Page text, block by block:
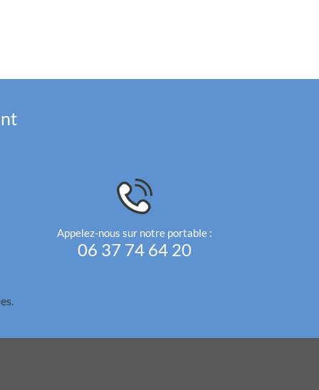
Appelez-nous sur notre portable :
06 37 74 64 20